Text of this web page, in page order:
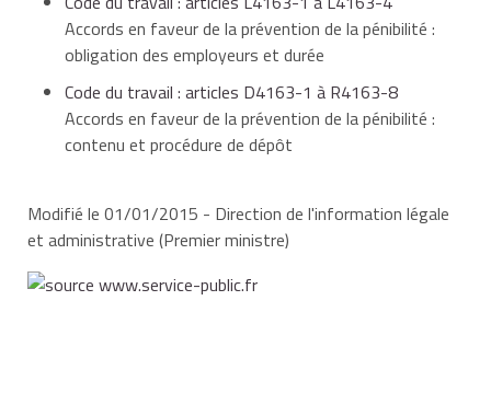
et d'au moins 2 des thèmes suivants :
notamment sur le plan organisationnel,
Accords en faveur de la prévention de la pénibilité :
obligation des employeurs et durée
Code du travail : articles D4163-1 à R4163-8
Accords en faveur de la prévention de la pénibilité :
contenu et procédure de dépôt
Modifié le 01/01/2015 - Direction de l'information légale
et administrative (Premier ministre)